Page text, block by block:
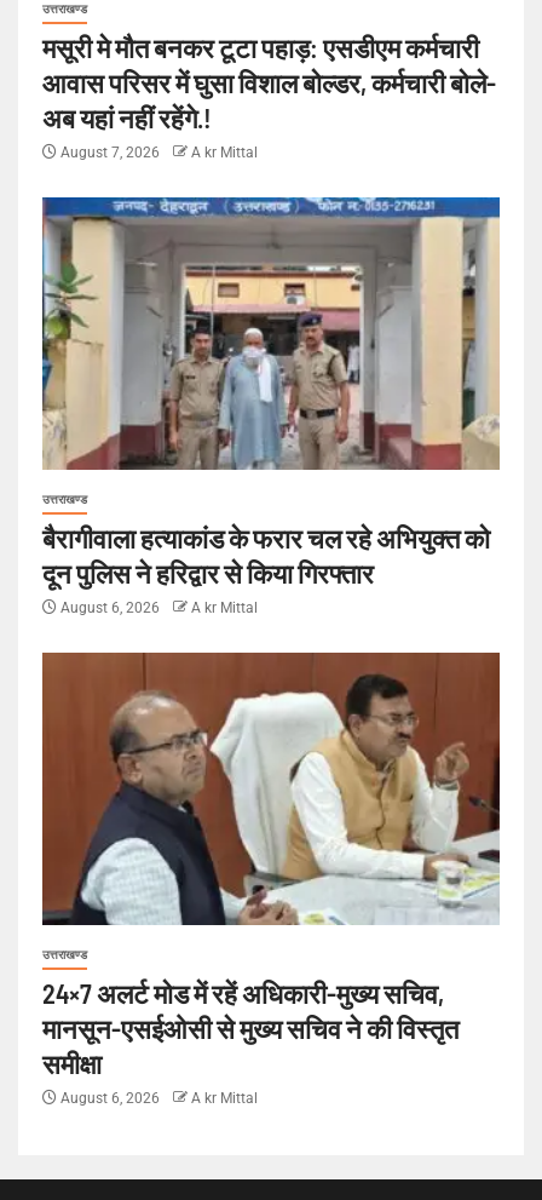
उत्तराखण्ड
मसूरी मे मौत बनकर टूटा पहाड़: एसडीएम कर्मचारी
आवास परिसर में घुसा विशाल बोल्डर, कर्मचारी बोले-
अब यहां नहीं रहेंगे.!
August 7, 2026 A kr Mittal
उत्तराखण्ड
बैरागीवाला हत्याकांड के फरार चल रहे अभियुक्त को
दून पुलिस ने हरिद्वार से किया गिरफ्तार
August 6, 2026 A kr Mittal
उत्तराखण्ड
24×7 अलर्ट मोड में रहें अधिकारी-मुख्य सचिव,
मानसून-एसईओसी से मुख्य सचिव ने की विस्तृत
समीक्षा
August 6, 2026 A kr Mittal